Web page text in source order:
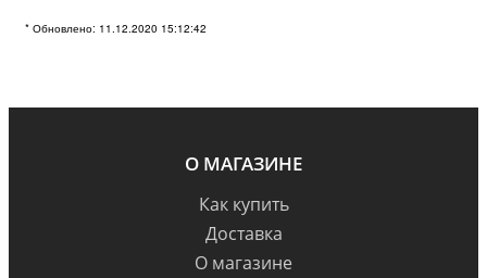
* Обновлено: 11.12.2020 15:12:42
О МАГАЗИНЕ
Как купить
Доставка
О магазине